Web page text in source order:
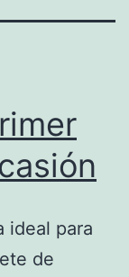
ideal para
de